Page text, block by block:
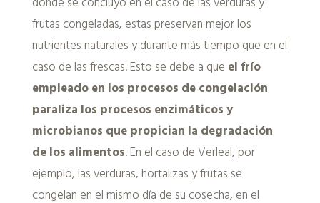
frutas congeladas, estas preservan mejor los
nutrientes naturales y durante más tiempo que en el
caso de las frescas. Esto se debe a que el frío
empleado en los procesos de congelación
paraliza los procesos enzimáticos y
microbianos que propician la degradación
de los alimentos. En el caso de Verleal, por
ejemplo, las verduras, hortalizas y frutas se
congelan en el mismo día de su cosecha, en el